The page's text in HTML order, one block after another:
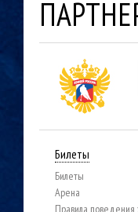
Билеты
Билеты
Арена
Правила поведения